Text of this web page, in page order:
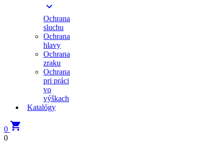

Ochrana
sluchu
Ochrana
hlavy
Ochrana
zraku
Ochrana
pri práci
vo
výškach
Katalógy
0 
0